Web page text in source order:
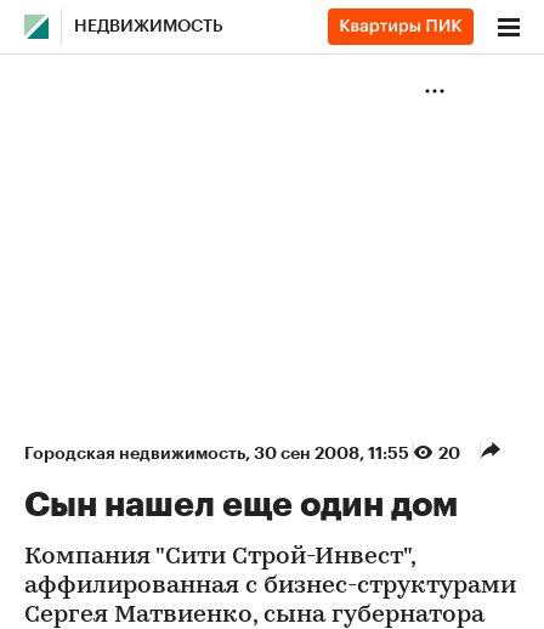
НЕДВИЖИМОСТЬ
Городская недвижимость⁠, 30 сен 2008, 11:55 20
Сын нашел еще один дом
Компания "Сити Строй-Инвест",
аффилированная с бизнес-структурами
Сергея Матвиенко, сына губернатора